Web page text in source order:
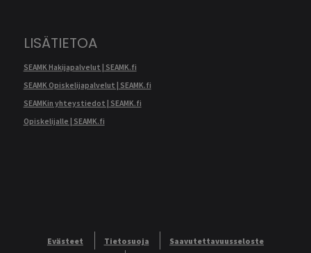
LISÄTIETOA
SEAMK Hakijapalvelut | SEAMK.fi
SEAMK Opiskelijapalvelut | SEAMK.fi
SEAMKin yhteystiedot | SEAMK.fi
Opiskelijalle | SEAMK.fi
Evästeet Tietosuoja Saavutettavuusseloste